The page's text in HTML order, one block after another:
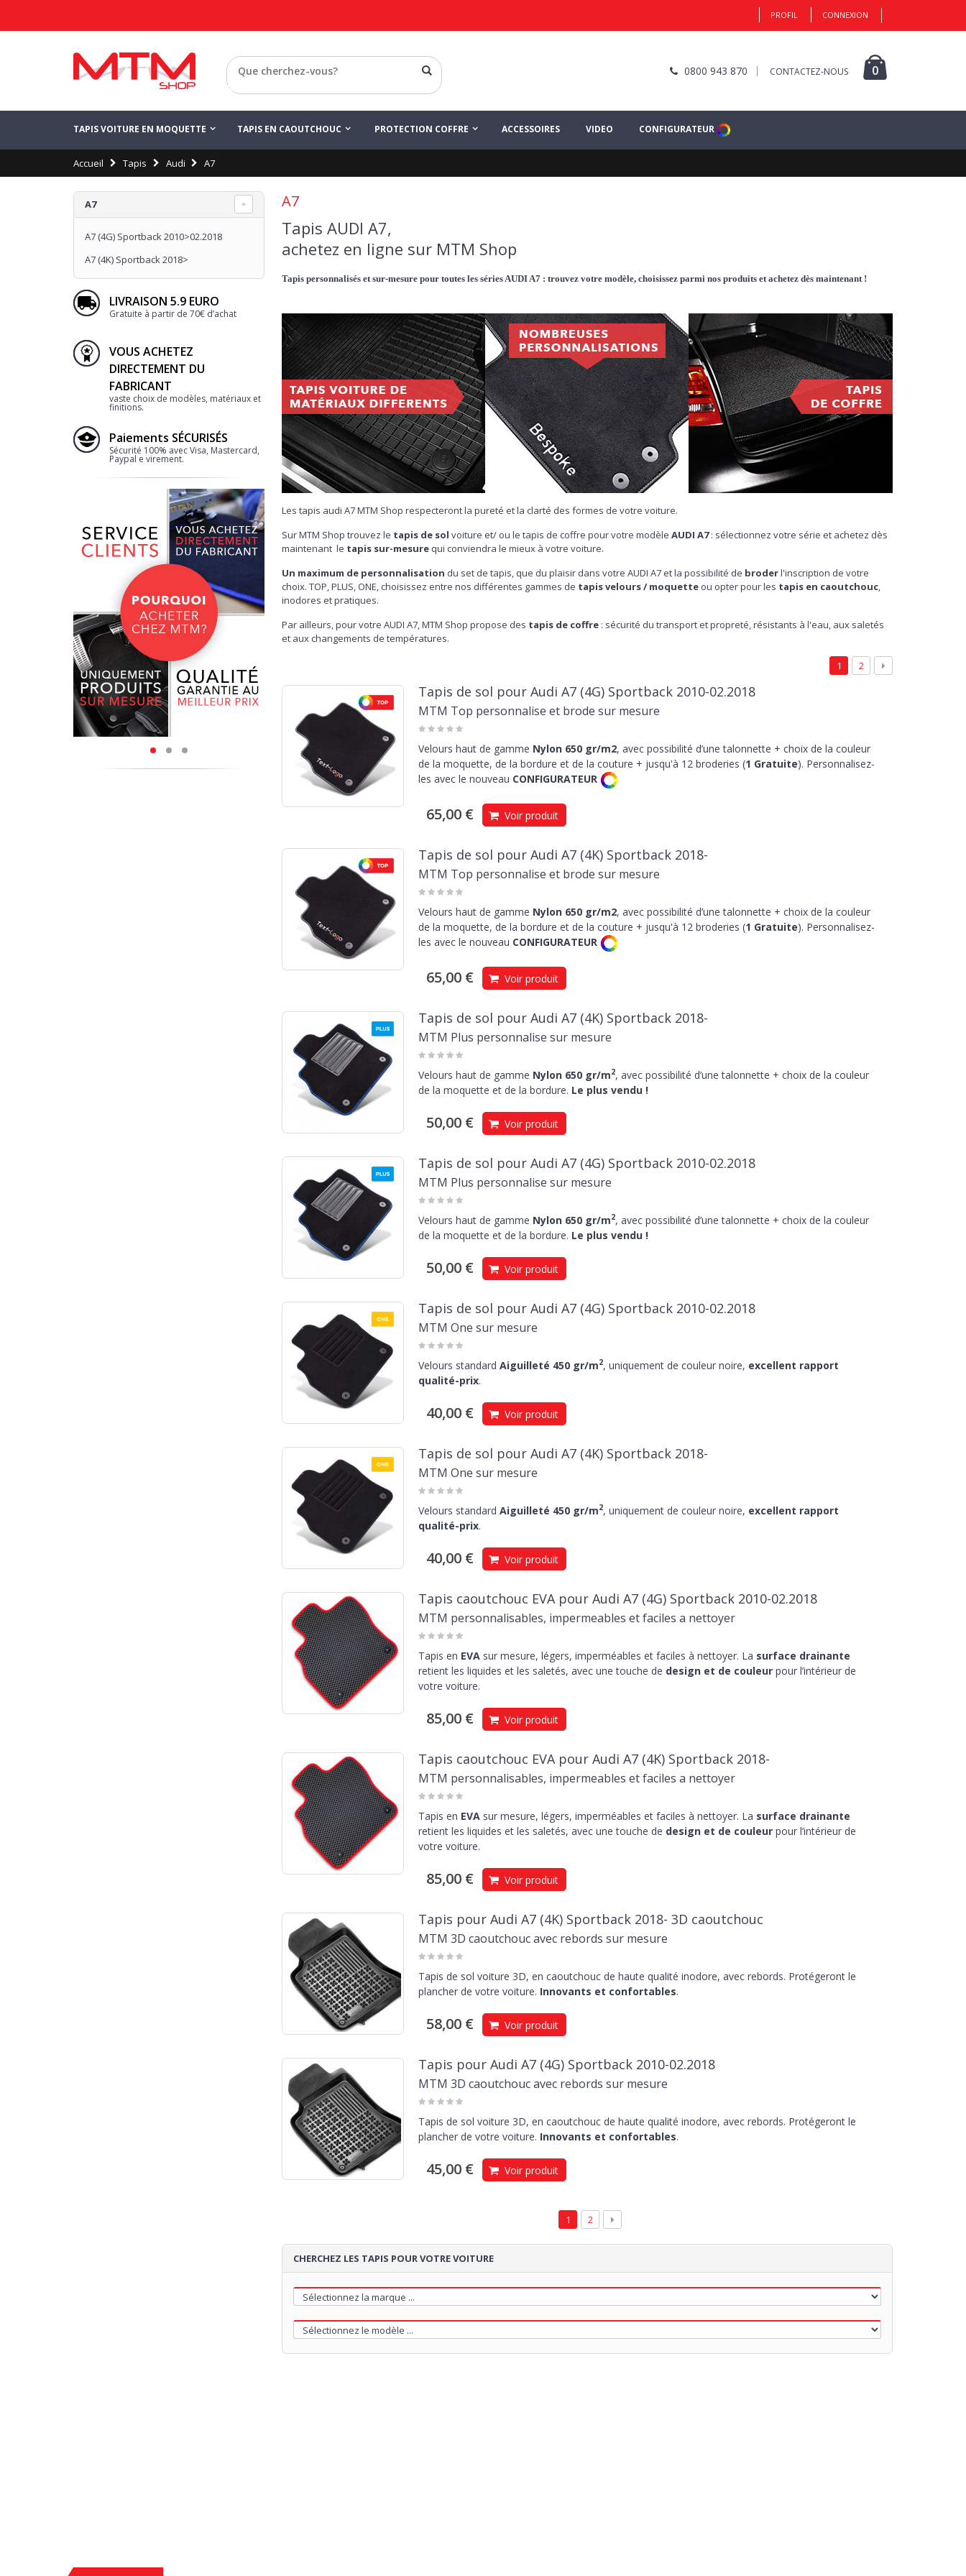
PROFIL CONNEXION
0800 943 870 CONTACTEZ-NOUS 0
Retour
TAPIS VOITURE EN MOQUETTE TAPIS EN CAOUTCHOUC PROTECTION COFFRE ACCESSOIRES VIDEO CONFIGURATEUR
Accueil Tapis Audi A7
A7
Tapis AUDI A7,
achetez en ligne sur MTM Shop
Tapis personnalisés et sur-mesure pour toutes les séries AUDI A7 : trouvez votre modèle, choisissez parmi nos produits et achetez dès maintenant !
Les tapis audi A7 MTM Shop respecteront la pureté et la clarté des formes de votre voiture.
Sur MTM Shop trouvez le tapis de sol voiture et/ ou le tapis de coffre pour votre modèle AUDI A7: sélectionnez votre série et achetez dès
maintenant le tapis sur-mesure qui conviendra le mieux à votre voiture.
Un maximum de personnalisation du set de tapis, que du plaisir dans votre AUDI A7 et la possibilité de broderl'inscription de votre
choix. TOP, PLUS, ONE, choisissez entre nos différentes gammes de tapis velours / moquetteou opter pour les tapis en caoutchouc,
inodores et pratiques.
Par ailleurs, pour votre AUDI A7, MTM Shop propose des tapis de coffre: sécurité du transport et propreté, résistants à l'eau, aux saletés
et aux changements de températures.
1 2
Tapis de sol pour Audi A7 (4G) Sportback 2010-02.2018
MTM Top personnalise et brode sur mesure
Velours haut de gamme Nylon 650 gr/m2, avec possibilité d’une talonnette + choix de la couleur
de la moquette, de la bordure et de la couture + jusqu'à 12 broderies (1 Gratuite). Personnalisez-
les avec le nouveau CONFIGURATEUR
65,00 € Voir produit
Tapis de sol pour Audi A7 (4K) Sportback 2018-
MTM Top personnalise et brode sur mesure
Velours haut de gamme Nylon 650 gr/m2, avec possibilité d’une talonnette + choix de la couleur
de la moquette, de la bordure et de la couture + jusqu'à 12 broderies (1 Gratuite). Personnalisez-
les avec le nouveau CONFIGURATEUR
65,00 € Voir produit
Tapis de sol pour Audi A7 (4K) Sportback 2018-
MTM Plus personnalise sur mesure
Velours haut de gamme Nylon 650 gr/m2, avec possibilité d’une talonnette + choix de la couleur
de la moquette et de la bordure. Le plus vendu !
50,00 € Voir produit
Tapis de sol pour Audi A7 (4G) Sportback 2010-02.2018
MTM Plus personnalise sur mesure
Velours haut de gamme Nylon 650 gr/m2, avec possibilité d’une talonnette + choix de la couleur
de la moquette et de la bordure. Le plus vendu !
50,00 € Voir produit
Tapis de sol pour Audi A7 (4G) Sportback 2010-02.2018
MTM One sur mesure
Velours standard Aiguilleté 450 gr/m2, uniquement de couleur noire, excellent rapport
qualité-prix.
40,00 € Voir produit
Tapis de sol pour Audi A7 (4K) Sportback 2018-
MTM One sur mesure
Velours standard Aiguilleté 450 gr/m2, uniquement de couleur noire, excellent rapport
qualité-prix.
40,00 € Voir produit
Tapis caoutchouc EVA pour Audi A7 (4G) Sportback 2010-02.2018
MTM personnalisables, impermeables et faciles a nettoyer
Tapis en EVAsur mesure, légers, imperméables et faciles à nettoyer. La surface drainante
retient les liquides et les saletés, avec une touche de design et de couleurpour l’intérieur de
votre voiture.
85,00 € Voir produit
Tapis caoutchouc EVA pour Audi A7 (4K) Sportback 2018-
MTM personnalisables, impermeables et faciles a nettoyer
Tapis en EVAsur mesure, légers, imperméables et faciles à nettoyer. La surface drainante
retient les liquides et les saletés, avec une touche de design et de couleurpour l’intérieur de
votre voiture.
85,00 € Voir produit
Tapis pour Audi A7 (4K) Sportback 2018- 3D caoutchouc
MTM 3D caoutchouc avec rebords sur mesure
Tapis de sol voiture 3D, en caoutchouc de haute qualité inodore, avec rebords. Protégeront le
plancher de votre voiture. Innovants et confortables.
58,00 € Voir produit
Tapis pour Audi A7 (4G) Sportback 2010-02.2018
MTM 3D caoutchouc avec rebords sur mesure
Tapis de sol voiture 3D, en caoutchouc de haute qualité inodore, avec rebords. Protégeront le
plancher de votre voiture. Innovants et confortables.
45,00 € Voir produit
1 2
CHERCHEZ LES TAPIS POUR VOTRE VOITURE
A7
A7 (4G) Sportback 2010>02.2018
A7 (4K) Sportback 2018>
LIVRAISON 5.9 EURO
Gratuite à partir de 70€ d’achat
VOUS ACHETEZ
DIRECTEMENT DU
FABRICANT
vaste choix de modèles, matériaux et
finitions.
Paiements SÉCURISÉS
Sécurité 100% avec Visa, Mastercard,
Paypal e virement.